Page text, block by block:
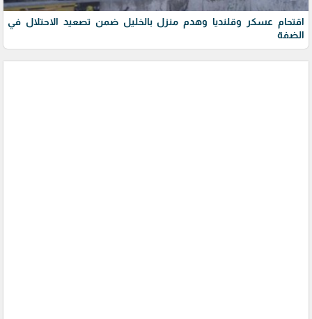
اقتحام عسكر وقلنديا وهدم منزل بالخليل ضمن تصعيد الاحتلال في
الضفة